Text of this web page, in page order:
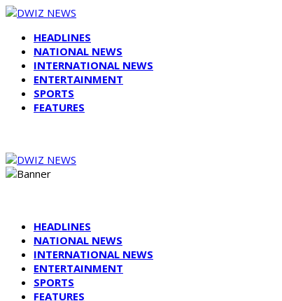
HEADLINES
NATIONAL NEWS
INTERNATIONAL NEWS
ENTERTAINMENT
SPORTS
FEATURES
HEADLINES
NATIONAL NEWS
INTERNATIONAL NEWS
ENTERTAINMENT
SPORTS
FEATURES